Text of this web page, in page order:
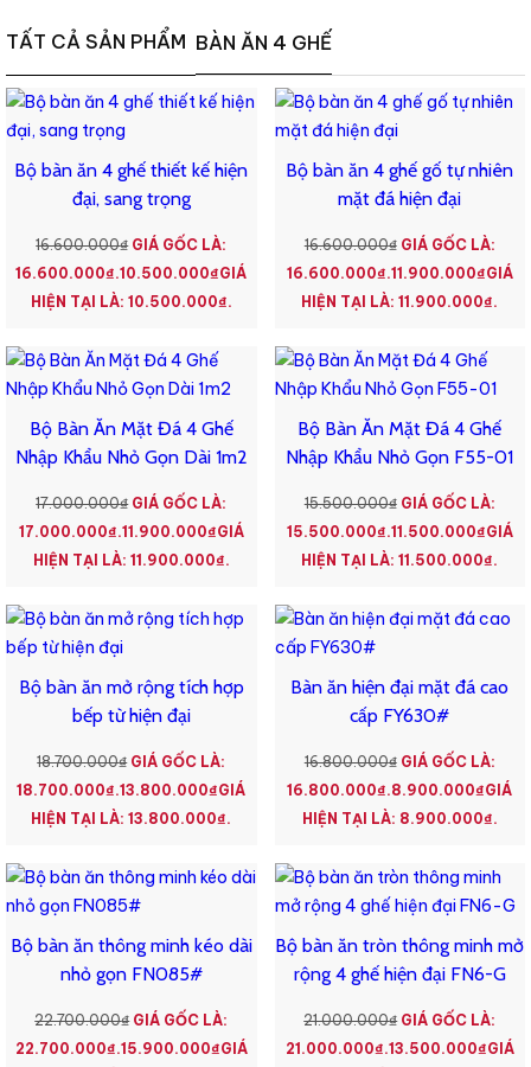
Nên kiểm tra kỹ độ bền của bàn ăn 4 ghế trước khi mua. Bằng
cách kiểm tra kỹ thuật, và chất liệu sản phẩm. Xuất xứ cũng là
một yếu tố đánh giá chất lượng độ bền.
Với sản phẩm nội thất nhập khẩu ngày nay có nhiều phân khúc để
lựa chọn. Hàng thấp( xưởng nhỏ, gia công, hàng nhập khẩu giá rẻ
). Và hàng cao cấp ( công ty, nhà máy lớn có thương hiệu ) . Nhiều
khách hàng vẫn thường nhầm tưởng về hàng nhập khẩu. Ví dụ cứ
về sản phẩm.
Tại nội thất N3F quý khách sẽ tìm được sản phẩm chất lượng.
Được nhập khẩu từ các đơn vị công ty sản xuất uy tín tại thị
trường nước ngoài.
Kiểm tra giá cả:
Nên chọn bàn ăn 4 ghế có giá cả hợp lý với túi tiền của bạn. Tuy
sản phẩm. Vì đôi lúc giá thành thấp sẽ tương ứng với chất lượng
hàng kém.
TẤT CẢ SẢN PHẨM BÀN ĂN 4 GHẾ
Bộ bàn ăn 4 ghế thiết kế hiện
đại, sang trọng
16.600.000₫ GIÁ GỐC LÀ:
16.600.000₫.10.500.000₫GIÁ
HIỆN TẠI LÀ: 10.500.000₫.
Bộ bàn ăn 4 ghế gố tự nhiên
mặt đá hiện đại
16.600.000₫ GIÁ GỐC LÀ:
16.600.000₫.11.900.000₫GIÁ
HIỆN TẠI LÀ: 11.900.000₫.
Bộ Bàn Ăn Mặt Đá 4 Ghế
Nhập Khẩu Nhỏ Gọn Dài 1m2
17.000.000₫ GIÁ GỐC LÀ:
17.000.000₫.11.900.000₫GIÁ
HIỆN TẠI LÀ: 11.900.000₫.
Bộ Bàn Ăn Mặt Đá 4 Ghế
Nhập Khẩu Nhỏ Gọn F55-01
15.500.000₫ GIÁ GỐC LÀ:
15.500.000₫.11.500.000₫GIÁ
HIỆN TẠI LÀ: 11.500.000₫.
Bộ bàn ăn mở rộng tích hợp
bếp từ hiện đại
18.700.000₫ GIÁ GỐC LÀ:
18.700.000₫.13.800.000₫GIÁ
HIỆN TẠI LÀ: 13.800.000₫.
Bàn ăn hiện đại mặt đá cao
cấp FY630#
16.800.000₫ GIÁ GỐC LÀ:
16.800.000₫.8.900.000₫GIÁ
HIỆN TẠI LÀ: 8.900.000₫.
Bộ bàn ăn thông minh kéo dài
nhỏ gọn FN085#
22.700.000₫ GIÁ GỐC LÀ:
22.700.000₫.15.900.000₫GIÁ
Bộ bàn ăn tròn thông minh mở
rộng 4 ghế hiện đại FN6-G
21.000.000₫ GIÁ GỐC LÀ:
21.000.000₫.13.500.000₫GIÁ